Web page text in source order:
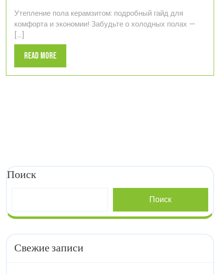
пола
в
Утепление пола керамзитом: подробный гайд для
комфорта и экономии! Забудьте о холодных полах —
[...]
Read MoreRead
More
Поиск
Поиск
Свежие записи